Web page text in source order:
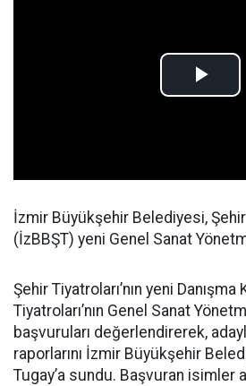
İzmir Büyükşehir Belediyesi, Şehir
(İzBBŞT) yeni Genel Sanat
Şehir Tiyatroları’nın yeni
Tiyatroları’nın Genel Sanat
başvuruları değerlendirerek,
raporlarını İzmir Büyükşehir
Tugay’a sundu. Başvuran isimler